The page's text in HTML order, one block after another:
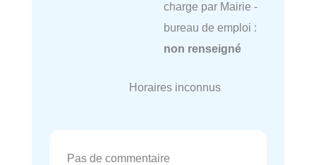
charge par Mairie -
bureau de emploi :
non renseigné
Horaires inconnus
Pas de commentaire